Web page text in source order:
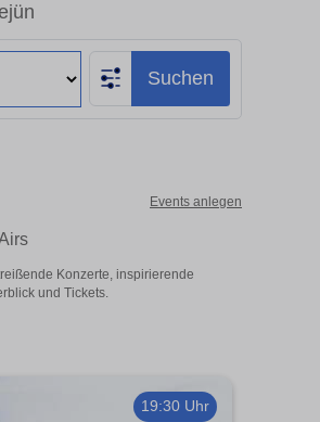
Suchen
Events anlegen
Konzerte, inspirierende
und Tickets.
19:30 Uhr